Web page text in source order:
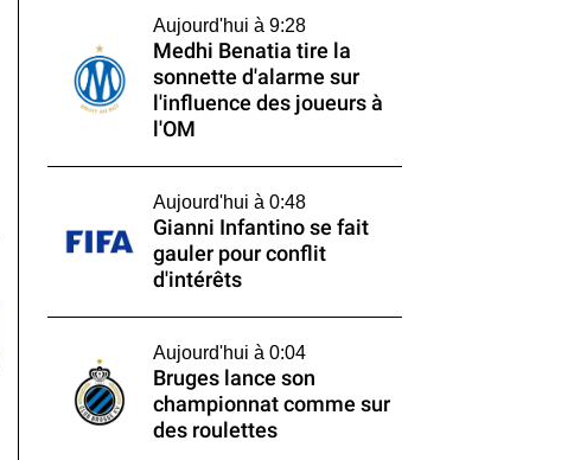
Aujourd'hui à 9:28
Medhi Benatia tire la
sonnette d'alarme sur
l'influence des joueurs à
l'OM
Aujourd'hui à 0:48
Gianni Infantino se fait
gauler pour conflit
d'intérêts
Aujourd'hui à 0:04
Bruges lance son
championnat comme sur
des roulettes